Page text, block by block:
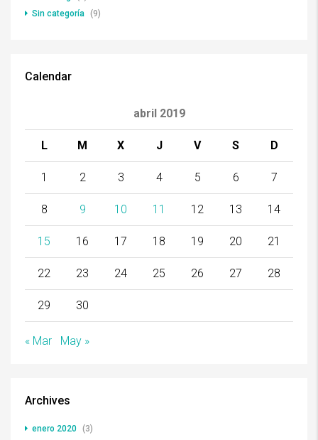
Sin categoría (9)
Calendar
abril 2019
L M X J V S D
1 2 3 4 5 6 7
8 9 10 11 12 13 14
15 16 17 18 19 20 21
22 23 24 25 26 27 28
29 30
« Mar May »
Archives
enero 2020 (3)